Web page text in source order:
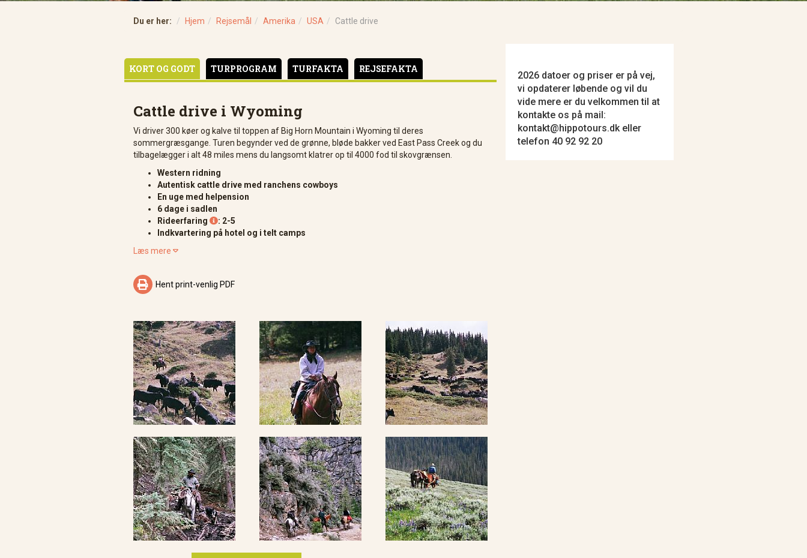
Du er her: Hjem Rejsemål Amerika USA Cattle drive
KORT OG GODT TURPROGRAM TURFAKTA REJSEFAKTA
Cattle drive i Wyoming
Vi driver 300 køer og kalve til toppen af Big Horn Mountain i Wyoming til deres
sommergræsgange. Turen begynder ved de grønne, bløde bakker ved East Pass Creek og du
tilbagelægger i alt 48 miles mens du langsomt klatrer op til 4000 fod til skovgrænsen.
Western ridning
Autentisk cattle drive med ranchens cowboys
En uge med helpension
6 dage i sadlen
Rideerfaring : 2-5
Indkvartering på hotel og i telt camps
Læs mere 
 Hent print-venlig PDF
2026 datoer og priser er på vej,
vi opdaterer løbende og vil du
vide mere er du velkommen til at
kontakte os på mail:
kontakt@hippotours.dk eller
telefon 40 92 92 20